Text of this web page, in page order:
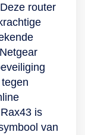
router
is
van